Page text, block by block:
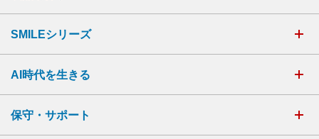
SMILEシリーズ
AI時代を生きる
保守・サポート